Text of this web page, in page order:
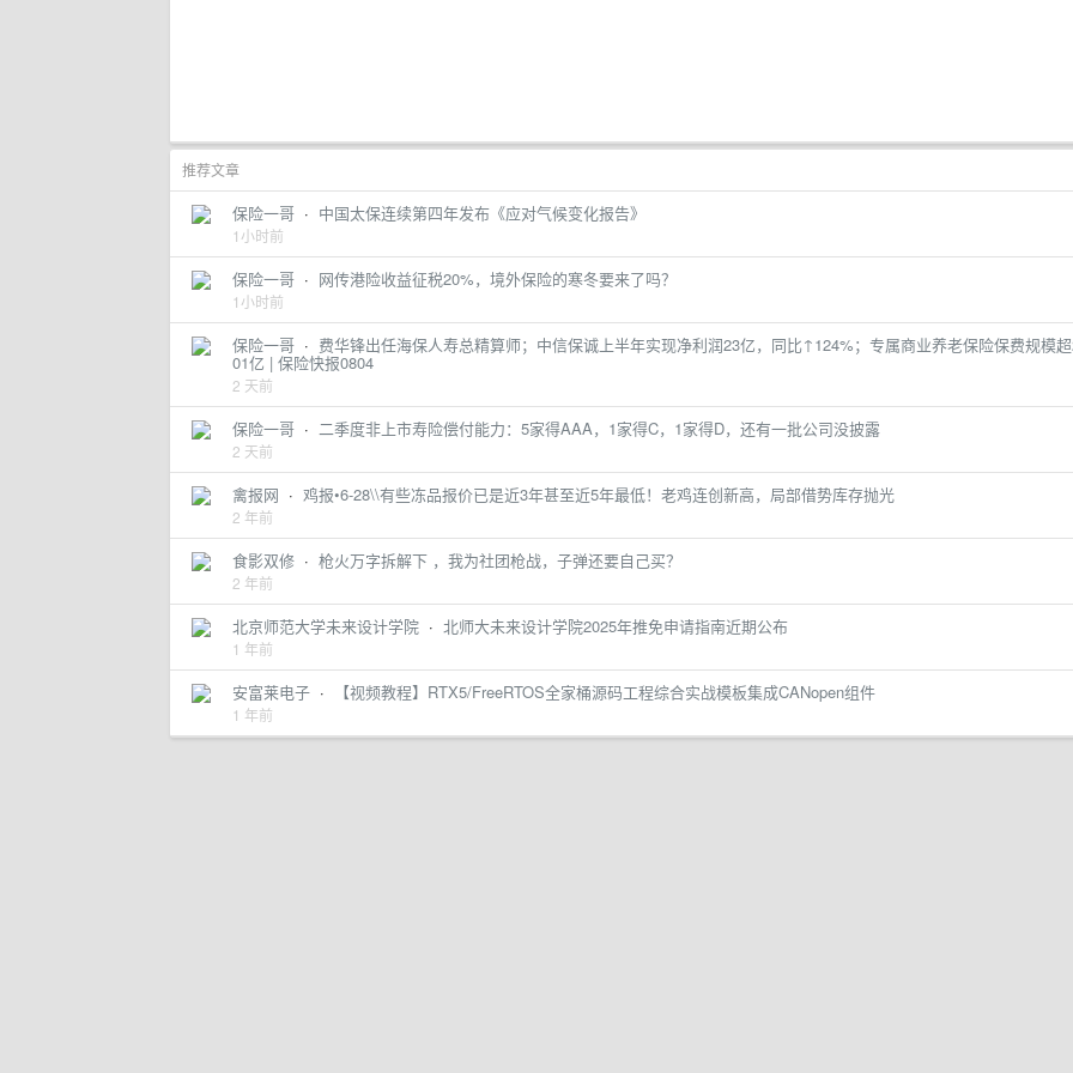
推荐文章
保险一哥 · 中国太保连续第四年发布《应对气候变化报告》
1小时前
保险一哥 · 网传港险收益征税20%，境外保险的寒冬要来了吗？
1小时前
保险一哥 · 费华锋出任海保人寿总精算师；中信保诚上半年实现净利润23亿，同比↑124%；专属商业养老保险保费规模
01亿 | 保险快报0804
2 天前
保险一哥 · 二季度非上市寿险偿付能力：5家得AAA，1家得C，1家得D，还有一批公司没披露
2 天前
禽报网 · 鸡报•6-28\\有些冻品报价已是近3年甚至近5年最低！老鸡连创新高，局部借势库存抛光
2 年前
食影双修 · 枪火万字拆解下 ，我为社团枪战，子弹还要自己买？
2 年前
北京师范大学未来设计学院 · 北师大未来设计学院2025年推免申请指南近期公布
1 年前
安富莱电子 · 【视频教程】RTX5/FreeRTOS全家桶源码工程综合实战模板集成CANopen组件
1 年前